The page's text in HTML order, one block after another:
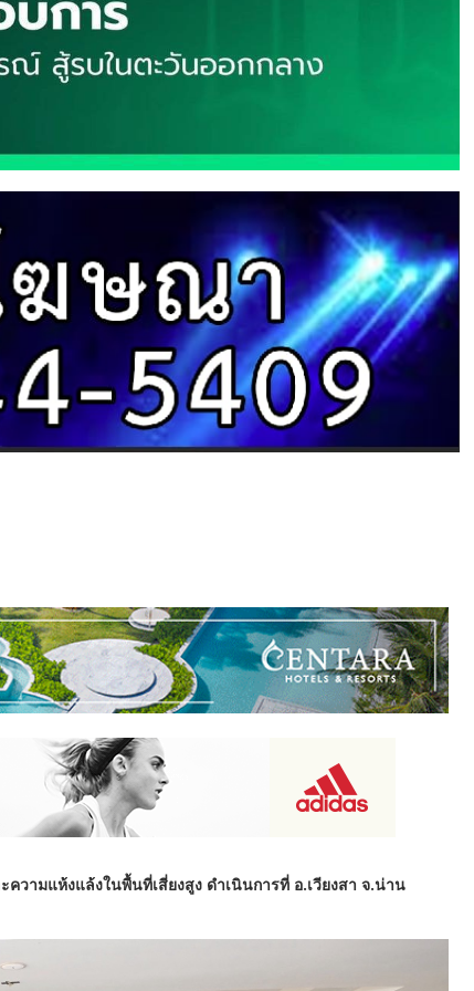
ามแห้งแล้งในพื้นที่เสี่ยงสูง ดำเนินการที่ อ.เวียงสา จ.น่าน